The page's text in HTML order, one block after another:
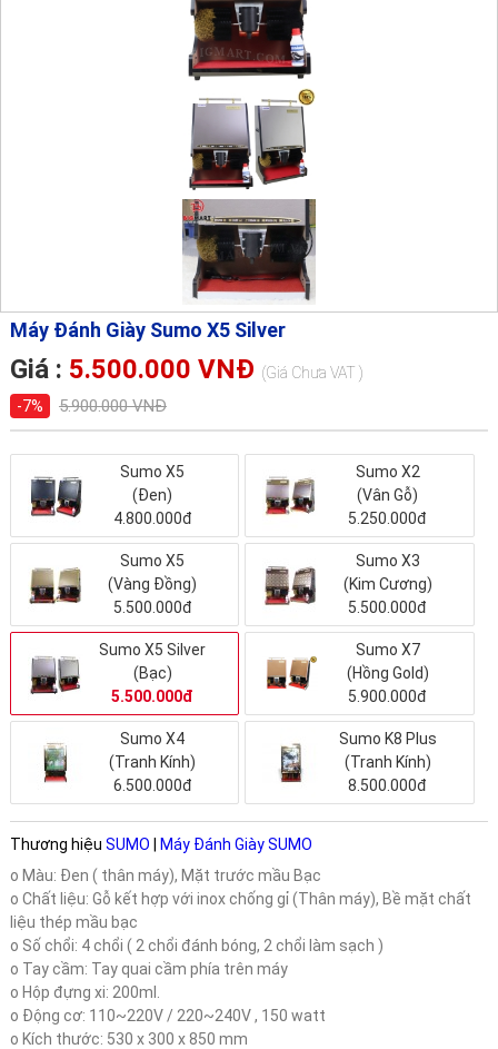
Máy Đánh Giày Sumo X5 Silver
Giá : 5.500.000 VNĐ (Giá Chưa VAT )
-7%
5.900.000 VNĐ
Sumo X5
(Đen)
4.800.000đ
Sumo X2
(Vân Gỗ)
5.250.000đ
Sumo X5
(Vàng Đồng)
5.500.000đ
Sumo X3
(Kim Cương)
5.500.000đ
Sumo X5 Silver
(Bạc)
5.500.000đ
Sumo X7
(Hồng Gold)
5.900.000đ
Sumo X4
(Tranh Kính)
6.500.000đ
Sumo K8 Plus
(Tranh Kính)
8.500.000đ
Thương hiệu SUMO
Máy Đánh Giày SUMO
o Màu: Đen ( thân máy), Mặt trước mầu Bạc
o Chất liệu: Gỗ kết hợp với inox chống gỉ (Thân máy), Bề mặt chất
liệu thép mầu bạc
o Số chổi: 4 chổi ( 2 chổi đánh bóng, 2 chổi làm sạch )
o Tay cầm: Tay quai cầm phía trên máy
o Hộp đựng xi: 200ml.
o Động cơ: 110~220V / 220~240V , 150 watt
o Kích thước: 530 x 300 x 850 mm